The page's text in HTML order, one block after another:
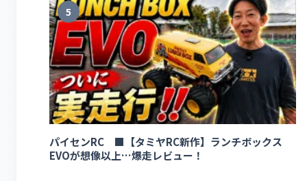
5
パイセンRC ■【タミヤRC新作】ランチボックス
EVOが想像以上…爆走レビュー！